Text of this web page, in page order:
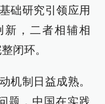
础研究引领应用
，二者相辅相
闭环。
机制日益成熟。
题，中国在实践